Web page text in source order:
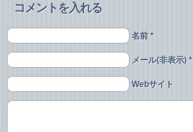
コメントを入れる
名前 *
メール(非表示) *
Webサイト